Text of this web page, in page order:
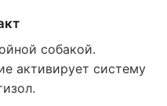
собакой.
активирует систему